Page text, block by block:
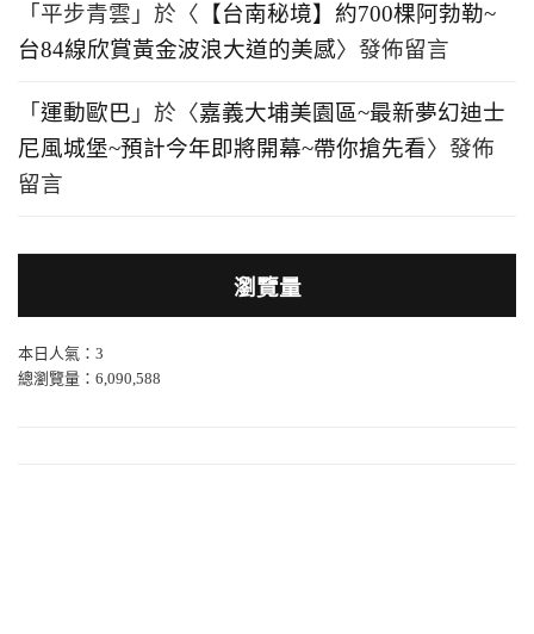
「 平步青雲 」於〈 【台南秘境】約700棵阿勃勒~
台84線欣賞黃金波浪大道的美感〉發佈留言
「 運動歐巴 」於〈嘉義大埔美園區~最新夢幻迪士
尼風城堡~預計今年即將開幕~帶你搶先看〉發佈
留言
瀏覽量
本日人氣：3
總瀏覽量：6,090,588